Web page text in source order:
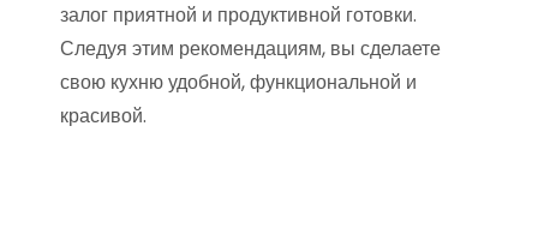
залог приятной и продуктивной готовки.
Следуя этим рекомендациям, вы сделаете
свою кухню удобной, функциональной и
красивой.